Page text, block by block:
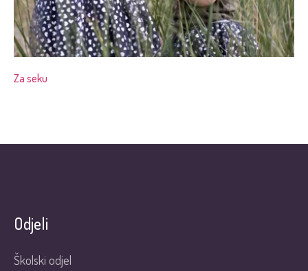
Za seku
Odjeli
Školski odjel